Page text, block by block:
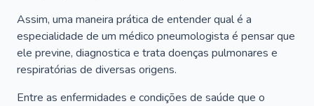
Assim, uma maneira prática de entender qual é a
especialidade de um médico pneumologista é pensar que
ele previne, diagnostica e trata doenças pulmonares e
respiratórias de diversas origens.
Entre as enfermidades e condições de saúde que o